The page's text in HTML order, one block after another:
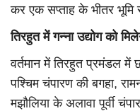
कर एक सप्ताह के भीतर भूमि
तिरहुत में गन्ना उद्योग को
वर्तमान में तिरहुत प्रमंडल में
पश्चिम चंपारण की बगहा,
मझौलिया के अलावा पूर्वी